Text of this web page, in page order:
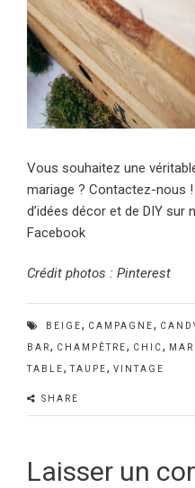
Vous souhaitez une
mariage ? Contactez-nous
d’idées décor et de DIY sur
Facebook
Crédit photos : Pinterest
BEIGE, CAMPAGNE,
BAR, CHAMPÊTRE, CHIC,
TABLE,TAUPE, VINTAGE
SHARE
Laisser un